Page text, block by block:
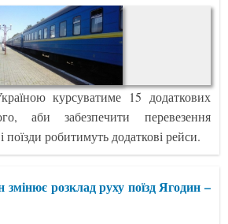
курсуватиме 15 додаткових
аби забезпечити перевезення
поїзди робитимуть додаткові рейси.
змінює розклад руху поїзд Ягодин –